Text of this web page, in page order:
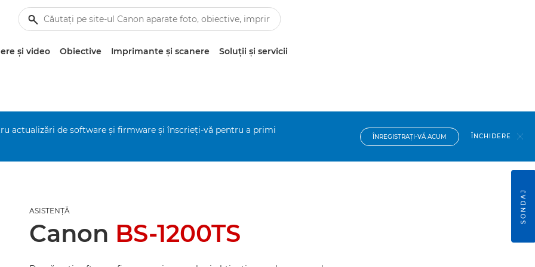
şi video Obiective Imprimante şi scanere Soluţii şi servicii
actualizări de software şi firmware şi înscrieţi-vă pentru a primi
ÎNREGISTRAŢI-VĂ ACUM ÎNCHIDERE
ASISTENŢĂ
Canon BS-1200TS
SONDAJ